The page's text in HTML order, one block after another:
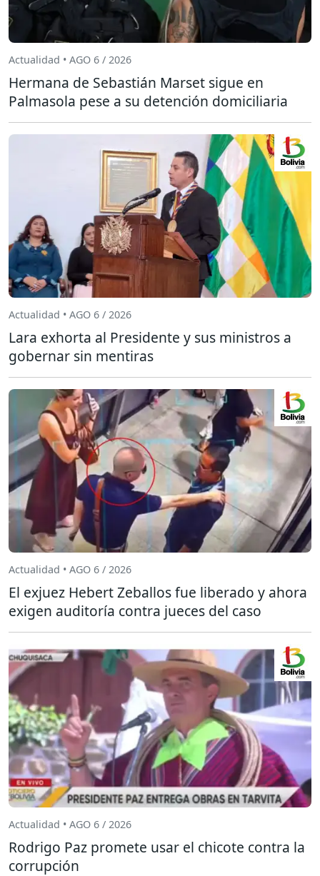
Actualidad • AGO 6 / 2026
Hermana de Sebastián Marset sigue en
Palmasola pese a su detención domiciliaria
Actualidad • AGO 6 / 2026
Lara exhorta al Presidente y sus ministros a
gobernar sin mentiras
Actualidad • AGO 6 / 2026
El exjuez Hebert Zeballos fue liberado y ahora
exigen auditoría contra jueces del caso
Actualidad • AGO 6 / 2026
Rodrigo Paz promete usar el chicote contra la
corrupción